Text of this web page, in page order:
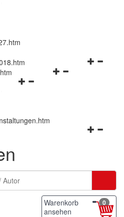
Navigationsmenü
Navigationsmenü
Warenkorb
ansehen
0